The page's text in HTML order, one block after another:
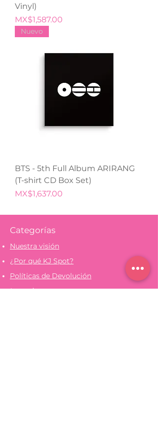
Vinyl)
Price
MX$1,587.00
Nuevo
BTS - 5th Full Album ARIRANG
(T-shirt CD Box Set)
Price
MX$1,637.00
Categorías
Nuestra visión
¿Por qué KJ Spot?
Políticas de Devolución
Legal